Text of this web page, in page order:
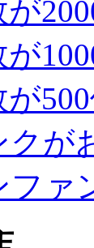
が
が
が
クが
フ